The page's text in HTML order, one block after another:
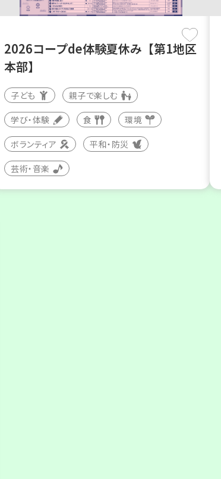
2026コープde体験夏休み【第1地区
本部】
子ども 親子で楽しむ
学び・体験 食 環境
ボランティア 平和・防災
芸術・音楽